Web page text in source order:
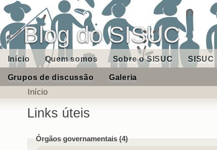
Blog do SISUC
Início Quem somos Sobre o SISUC SISUC
Grupos de discussão Galeria
Início
Links úteis
Órgãos governamentais (4)